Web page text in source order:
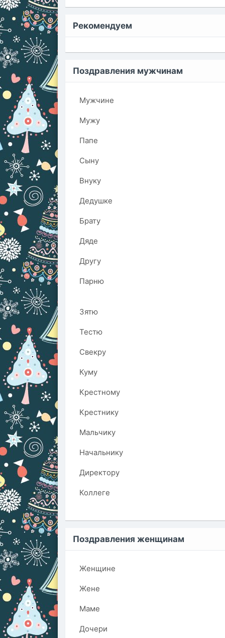
Рекомендуем
Поздравления мужчинам
Мужчине
Мужу
Папе
Сыну
Внуку
Дедушке
Брату
Дяде
Другу
Парню
Зятю
Тестю
Свекру
Куму
Крестному
Крестнику
Мальчику
Начальнику
Директору
Коллеге
Поздравления женщинам
Женщине
Жене
Маме
Дочери